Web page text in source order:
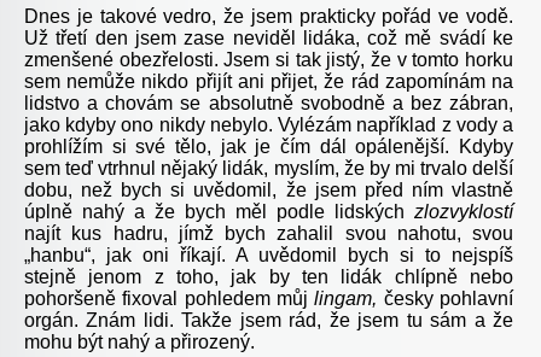
Dnes je takové vedro, že jsem prakticky pořád ve vodě.
Už třetí den jsem zase neviděl lidáka, což mě svádí ke
zmenšené obezřelosti. Jsem si tak jistý, že v tomto horku
sem nemůže nikdo přijít ani přijet, že rád zapomínám na
lidstvo a chovám se absolutně svobodně a bez zábran,
jako kdyby ono nikdy nebylo. Vylézám například z vody a
prohlížím si své tělo, jak je čím dál opálenější. Kdyby
sem teď vtrhnul nějaký lidák, myslím, že by mi trvalo delší
dobu, než bych si uvědomil, že jsem před ním vlastně
úplně nahý a že bych měl podle lidských zlozvyklostí
najít kus hadru, jímž bych zahalil svou nahotu, svou
„hanbu“, jak oni říkají. A uvědomil bych si to nejspíš
stejně jenom z toho, jak by ten lidák chlípně nebo
pohoršeně fixoval pohledem můjlingam, česky pohlavní
orgán. Znám lidi. Takže jsem rád, že jsem tu sám a že
mohu být nahý a přirozený.